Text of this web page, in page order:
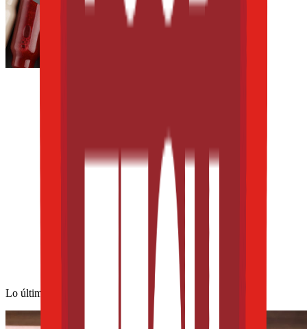
Lo último